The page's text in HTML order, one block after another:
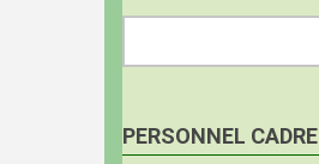
PERSONNEL CADRE